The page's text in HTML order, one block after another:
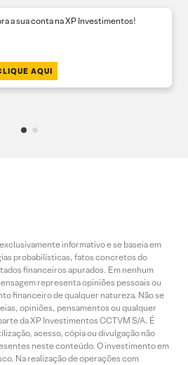
a sua conta na XP Investimentos!
AQUI
informativo e se baseia em
probabilísticas, fatos concretos do
financeiros apurados. Em nenhum
representa opiniões pessoais ou
financeiro de qualquer natureza. Não se
opiniões, pensamentos ou qualquer
da XP Investimentos CCTVM S/A. É
acesso, cópia ou divulgação não
neste conteúdo. O investimento em
Na realização de operações com